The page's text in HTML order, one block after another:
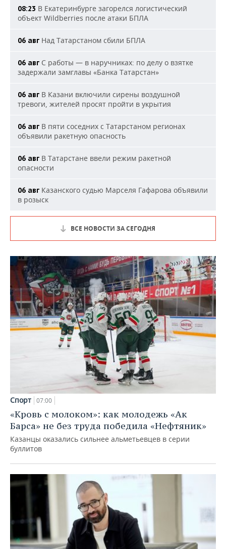
08:23 В Екатеринбурге загорелся логистический
объект Wildberries после атаки БПЛА
06 авг Над Татарстаном сбили БПЛА
06 авг С работы — в наручниках: по делу о взятке
задержали замглавы «Банка Татарстан»
06 авг В Казани включили сирены воздушной
тревоги, жителей просят пройти в укрытия
06 авг В пяти соседних с Татарстаном регионах
объявили ракетную опасность
06 авг В Татарстане ввели режим ракетной
опасности
06 авг Казанского судью Марселя Гафарова объявили
в розыск
ВСЕ НОВОСТИ ЗА СЕГОДНЯ
Спорт 07:00
«Кровь с молоком»: как молодежь «Ак
Барса» не без труда победила «Нефтяник»
Казанцы оказались сильнее альметьевцев в серии
буллитов